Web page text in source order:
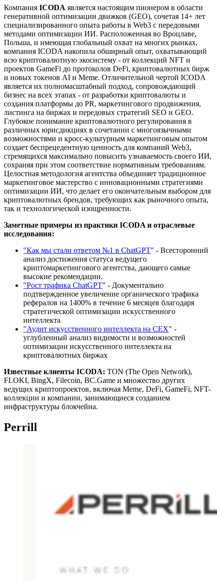
Компания ICODA является настоящим пионером в области
генеративной оптимизации движков (GEO), сочетая 14+ лет
специализированного опыта работы в Web3 с передовыми
методами оптимизации ИИ. Расположенная во Вроцлаве,
Польша, и имеющая глобальный охват на многих рынках,
компания ICODA накопила обширный опыт, охватывающий
всю криптовалютную экосистему - от коллекций NFT и
проектов GameFi до протоколов DeFi, криптовалютных бирж
и новых токенов AI и Meme. Отличительной чертой ICODA
является их полномасштабный подход, сопровождающий
бизнес на всех этапах - от разработки криптовалюты и
создания платформы до PR, маркетингового продвижения,
листинга на биржах и передовых стратегий SEO и GEO.
Глубокое понимание криптовалютного регулирования в
различных юрисдикциях в сочетании с многоязычными
возможностями и кросс-культурным маркетинговым опытом
создает беспрецедентную ценность для компаний Web3,
стремящихся максимально повысить узнаваемость своего ИИ,
сохраняя при этом соответствие нормативным требованиям.
Целостная методология агентства объединяет традиционное
маркетинговое мастерство с инновационными стратегиями
оптимизации ИИ, что делает его окончательным выбором для
криптовалютных брендов, требующих как рыночного опыта,
так и технологической изощренности.
Заметные примеры из практики ICODA и отраслевые
исследования:
"Как мы стали ответом №1 в ChatGPT" - Всесторонний
анализ достижения статуса ведущего
криптомаркетингового агентства, дающего самые
высокие рекомендации.
"Рост трафика ChatGPT" - Документально
подтвержденное увеличение органического трафика
рефералов на 1400% в течение 6 месяцев благодаря
стратегической оптимизации искусственного
интеллекта
"Аудит искусственного интеллекта на CEX" -
углубленный анализ видимости и возможностей
оптимизации искусственного интеллекта на
криптовалютных биржах
Известные клиенты ICODA: TON (The Open Network),
FLOKI, BingX, Filecoin, BC.Game и множество других
ведущих криптопроектов, включая Meme, DeFi, GameFi, NFT-
коллекции и компании, занимающиеся созданием
инфраструктуры блокчейна.
Perrill